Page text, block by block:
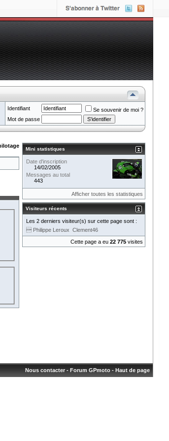
Identifiant
Se souvenir de moi ?
Mot de passe
Mini statistiques
Date d'inscription
14/02/2005
Messages au total
443
Afficher toutes les statistiques
Visiteurs récents
Les 2 derniers visiteur(s) sur cette page sont :
 Philippe Leroux Clement46
Cette page a eu 22 775 visites
Nous contacter- Forum GPmoto - Haut de page